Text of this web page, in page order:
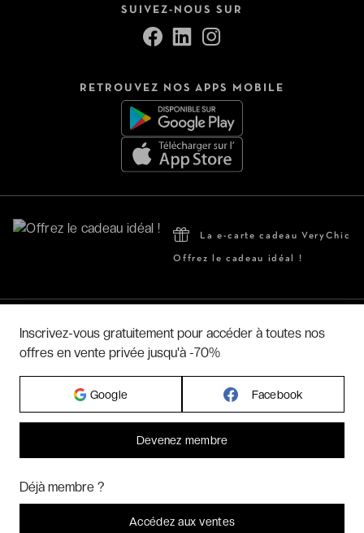
SUIVEZ-NOUS SUR
RETROUVEZ NOS APPS MOBILE
La e-carte cadeau VeryChic
Offrez le cadeau idéal !
Hôtels par régions
Hôtels par villes
Inscrivez-vous gratuitement pour accéder à toutes nos
offres en vente privée jusqu'à -70%
Google Facebook
Devenez membre
Déjà membre ?
Accédez aux ventes
Marketing? Vous pouvez toujours modifier ou retirer votre